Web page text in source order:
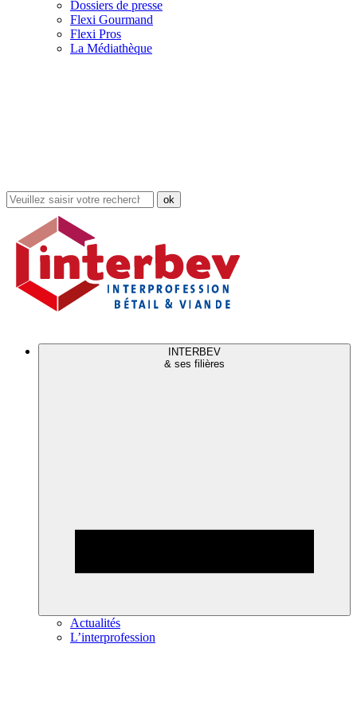
Dossiers de presse
Flexi Gourmand
Flexi Pros
La Médiathèque
Rechercher
dans
site
INTERBEV
& ses filières
Actualités
L’interprofession